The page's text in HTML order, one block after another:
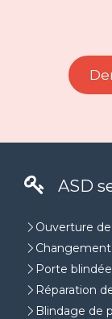
ASD
Ouverture
Porte blindée
Réparation
Blindage de